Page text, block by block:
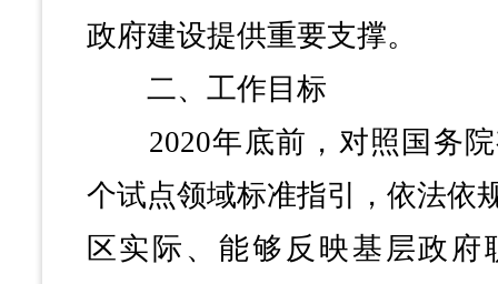
政府建设提供重要支撑。
二、工作目标
2020年底前，对照国务院
个试点领域标准指引，依法依
区实际、能够反映基层政府